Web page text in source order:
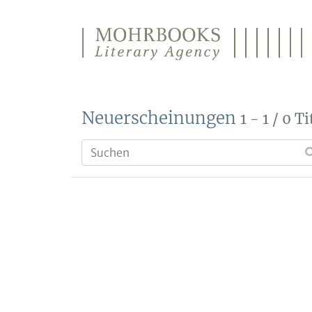
Neuerscheinungen 1 - 1 / 0